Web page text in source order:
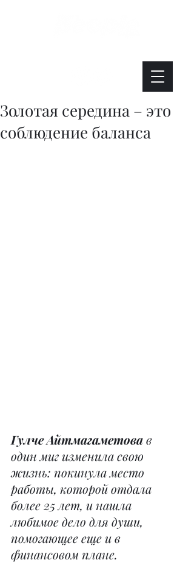
Золотая середина – это
соблюдение баланса
Гулче Айтмагаметова в
один миг изменила свою
жизнь: покинула место
работы, которой отдала
более 25 лет, и нашла
любимое дело для души,
помогающее еще и в
финансовом плане.